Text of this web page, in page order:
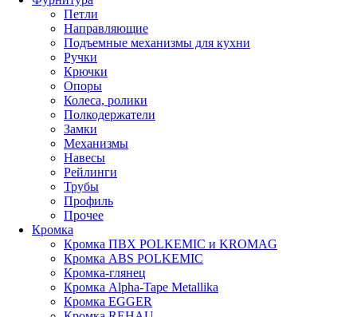
Петли
Направляющие
Подъемные механизмы для кухни
Ручки
Крючки
Опоры
Колеса, ролики
Полкодержатели
Замки
Механизмы
Навесы
Рейлинги
Трубы
Профиль
Прочее
Кромка
Кромка ПВХ POLKEMIC и KROMAG
Кромка ABS POLKEMIС
Кромка-глянец
Кромка Alpha-Tape Metallika
Кромка EGGER